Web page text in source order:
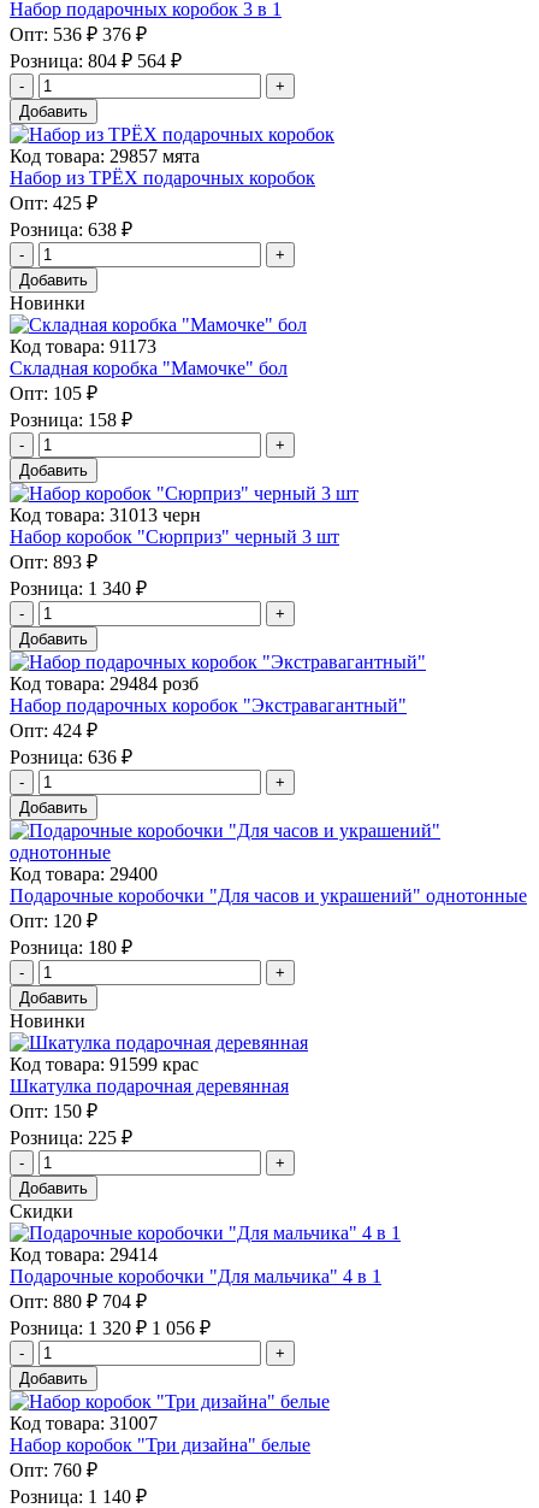
Набор подарочных коробок 3 в 1
Опт: 536 ₽ 376 ₽
Розница: 804 ₽ 564 ₽
Добавить
Код товара: 29857 мята
Набор из ТРЁХ подарочных коробок
Опт: 425 ₽
Розница: 638 ₽
Добавить
Новинки
Код товара: 91173
Складная коробка "Мамочке" бол
Опт: 105 ₽
Розница: 158 ₽
Добавить
Код товара: 31013 черн
Набор коробок "Сюрприз" черный 3 шт
Опт: 893 ₽
Розница: 1 340 ₽
Добавить
Код товара: 29484 розб
Набор подарочных коробок "Экстравагантный"
Опт: 424 ₽
Розница: 636 ₽
Добавить
Код товара: 29400
Подарочные коробочки "Для часов и украшений" однотонные
Опт: 120 ₽
Розница: 180 ₽
Добавить
Новинки
Код товара: 91599 крас
Шкатулка подарочная деревянная
Опт: 150 ₽
Розница: 225 ₽
Добавить
Скидки
Код товара: 29414
Подарочные коробочки "Для мальчика" 4 в 1
Опт: 880 ₽ 704 ₽
Розница: 1 320 ₽ 1 056 ₽
Добавить
Код товара: 31007
Набор коробок "Три дизайна" белые
Опт: 760 ₽
Розница: 1 140 ₽